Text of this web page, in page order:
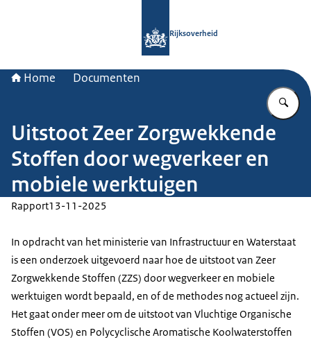
Rijksoverheid
Home Documenten
Uitstoot Zeer Zorgwekkende
Stoffen door wegverkeer en
mobiele werktuigen
Rapport13-11-2025
In opdracht van het ministerie van Infrastructuur en Waterstaat
is een onderzoek uitgevoerd naar hoe de uitstoot van Zeer
Zorgwekkende Stoffen (ZZS) door wegverkeer en mobiele
werktuigen wordt bepaald, en of de methodes nog actueel zijn.
Het gaat onder meer om de uitstoot van Vluchtige Organische
Stoffen (VOS) en Polycyclische Aromatische Koolwaterstoffen